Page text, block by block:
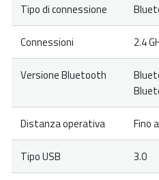
Tipo di connessione
Connessioni 2.4
Versione Bluetooth
Distanza operativa Fino
Tipo USB 3.0